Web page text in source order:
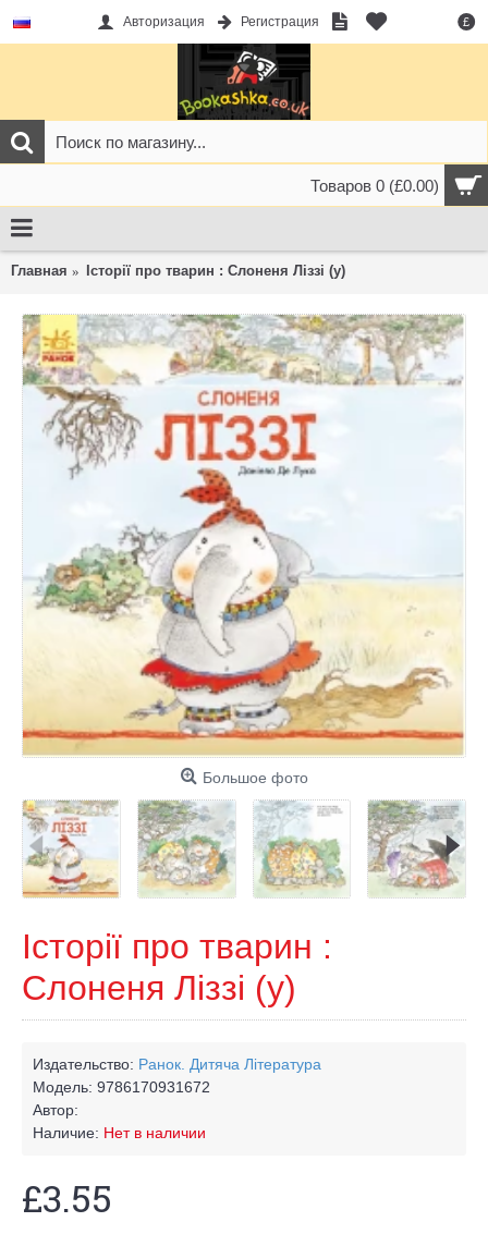
£
Авторизация Регистрация
Товаров 0 (£0.00)
Главная Історії про тварин : Слоненя Ліззі (у)
Большое фото
Історії про тварин :
Слоненя Ліззі (у)
Издательство: Ранок. Дитяча Лiтература
Модель: 9786170931672
Автор:
Наличие: Нет в наличии
£3.55